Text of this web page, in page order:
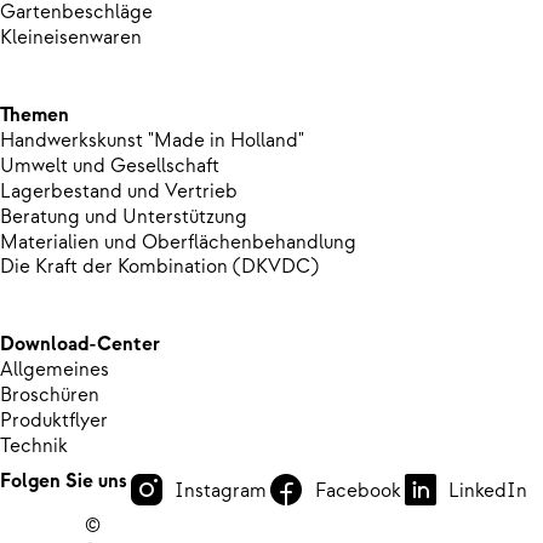
Gartenbeschläge
Kleineisenwaren
Themen
Handwerkskunst "Made in Holland"
Umwelt und Gesellschaft
Lagerbestand und Vertrieb
Beratung und Unterstützung
Materialien und Oberflächenbehandlung
Die Kraft der Kombination (DKVDC)
Download-Center
Allgemeines
Broschüren
Produktflyer
Technik
Folgen Sie uns
Instagram Facebook
LinkedIn
©